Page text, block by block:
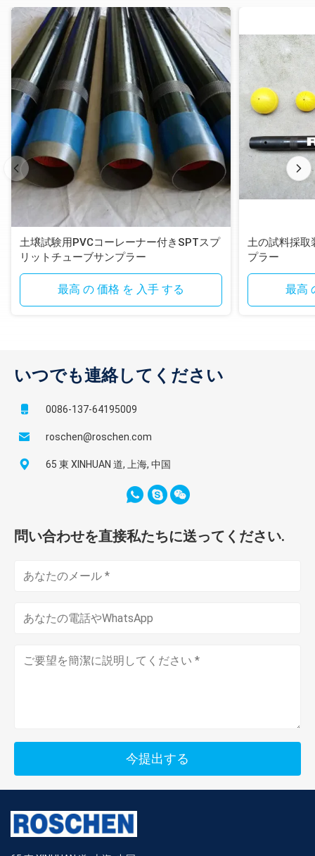
土壌試験用PVCコーレーナー付きSPTスプ
リットチューブサンプラー
最高 の 価格 を 入手 する
土の試料採取
プラー
最高
いつでも連絡してください
0086-137-64195009
roschen@roschen.com
65 東 XINHUAN 道, 上海, 中国
問い合わせを直接私たちに送ってください.
今提出する